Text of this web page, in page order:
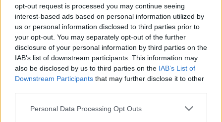
opt-out request is processed you may continue seeing
interest-based ads based on personal information utilized by
us or personal information disclosed to third parties prior to
your opt-out. You may separately opt-out of the further
disclosure of your personal information by third parties on the
IAB’s list of downstream participants. This information may
also be disclosed by us to third parties on the IAB’s List of
Downstream Participants that may further disclose it to other
Personal Data Processing Opt Outs
Siri AI a Csuklón: Az Apple Watch
Okosabbikra Vált
A Siri logója, balra, és az Apple mesterséges